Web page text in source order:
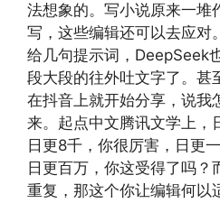
法想象的。写小说原来一堆
写，这些编辑还可以去应对
给几句提示词，DeepSeek
段大段的往外吐文字了。甚
在抖音上就开始分享，说我
来。起点中文腾讯文学上，
日更8千，你很厉害，日更
日更百万，你这受得了吗？
重复，那这个你让编辑何以